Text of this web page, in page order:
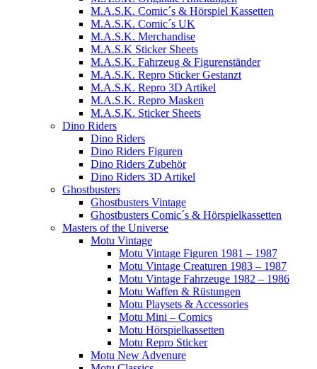
M.A.S.K. Comic´s & Hörspiel Kassetten
M.A.S.K. Comic´s UK
M.A.S.K. Merchandise
M.A.S.K Sticker Sheets
M.A.S.K. Fahrzeug & Figurenständer
M.A.S.K. Repro Sticker Gestanzt
M.A.S.K. Repro 3D Artikel
M.A.S.K. Repro Masken
M.A.S.K. Sticker Sheets
Dino Riders
Dino Riders
Dino Riders Figuren
Dino Riders Zubehör
Dino Riders 3D Artikel
Ghostbusters
Ghostbusters Vintage
Ghostbusters Comic´s & Hörspielkassetten
Masters of the Universe
Motu Vintage
Motu Vintage Figuren 1981 – 1987
Motu Vintage Creaturen 1983 – 1987
Motu Vintage Fahrzeuge 1982 – 1986
Motu Waffen & Rüstungen
Motu Playsets & Accessories
Motu Mini – Comics
Motu Hörspielkassetten
Motu Repro Sticker
Motu New Advenure